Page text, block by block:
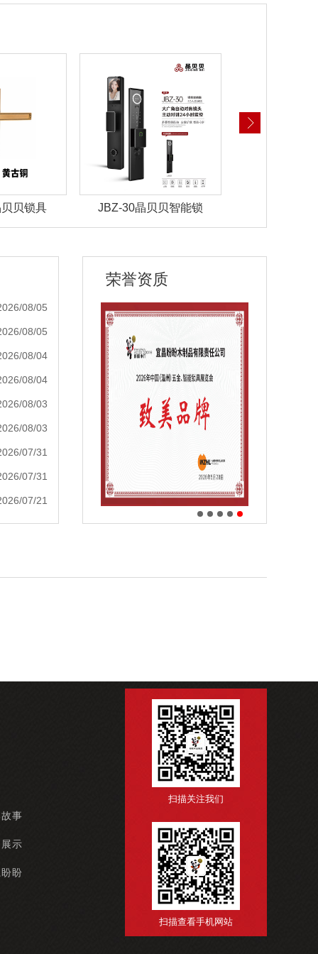
贝锁具 JBZ-30晶贝贝智能锁
08/05
08/05
08/04
08/04
08/03
08/03
07/31
07/31
07/21
荣誉资质
事
示
盼
扫描关注我们
扫描查看手机网站